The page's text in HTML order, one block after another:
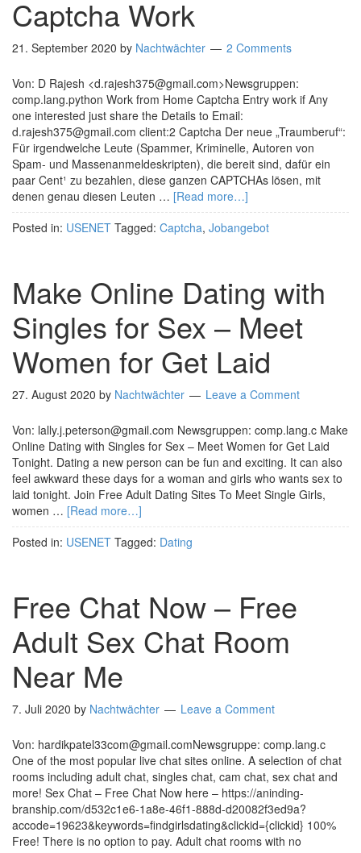
Captcha Work
21. September 2020 by Nachtwächter 2 Comments
Von: D Rajesh <d.rajesh375@gmail.com>Newsgruppen:
comp.lang.python Work from Home Captcha Entry work if Any
one interested just share the Details to Email:
d.rajesh375@gmail.com client:2 Captcha Der neue „Traumberuf“:
Für irgendwelche Leute (Spammer, Kriminelle, Autoren von
Spam- und Massenanmeldeskripten), die bereit sind, dafür ein
paar Cent¹ zu bezahlen, diese ganzen CAPTCHAs lösen, mit
denen genau diesen Leuten … [Read more…]
Posted in: USENET Tagged: Captcha, Jobangebot
Make Online Dating with
Singles for Sex – Meet
Women for Get Laid
27. August 2020 by Nachtwächter Leave a Comment
Von: lally.j.peterson@gmail.com Newsgruppen: comp.lang.c Make
Online Dating with Singles for Sex – Meet Women for Get Laid
Tonight. Dating a new person can be fun and exciting. It can also
feel awkward these days for a woman and girls who wants sex to
laid tonight. Join Free Adult Dating Sites To Meet Single Girls,
women … [Read more…]
Posted in: USENET Tagged: Dating
Free Chat Now – Free
Adult Sex Chat Room
Near Me
7. Juli 2020 by Nachtwächter Leave a Comment
Von: hardikpatel33com@gmail.comNewsgruppe: comp.lang.c
One of the most popular live chat sites online. A selection of chat
rooms including adult chat, singles chat, cam chat, sex chat and
more! Sex Chat – Free Chat Now here – https://aninding-
branship.com/d532c1e6-1a8e-46f1-888d-d20082f3ed9a?
accode=19623&keywords=findgirlsdating&clickid={clickid} 100%
Free! There is no option to pay. Adult chat rooms with no